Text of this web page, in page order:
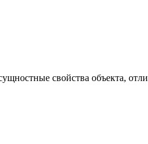
свойства объекта,